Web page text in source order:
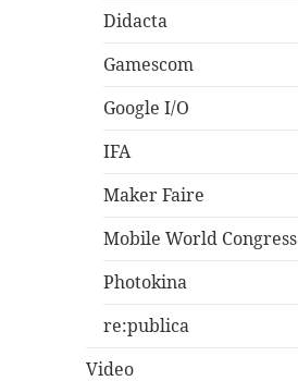
Didacta
Gamescom
Google I/O
IFA
Maker Faire
Mobile World Congress
Photokina
re:publica
Video